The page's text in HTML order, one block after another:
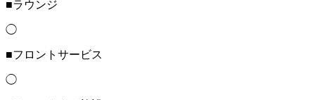
■ラウンジ
◯
■フロントサービス
◯